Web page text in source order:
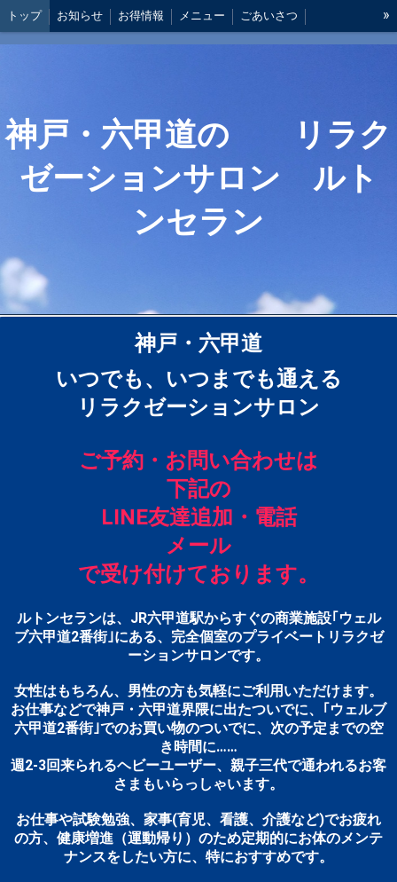
トップ お知らせ お得情報 メニュー ごあいさつ
ルトンセランの特長 お客様の声 アクセス・営業時間
»
神戸・六甲道の リラク
ゼーションサロン ルト
ンセラン
神戸・六甲道
いつでも、いつまでも通える
リラクゼーションサロン
ご予約・お問い合わせは
下記の
LINE友達追加・電話
メール
で受け付けております。
ルトンセランは、JR六甲道駅からすぐの商業施設｢ウェル
ブ六甲道2番街｣にある、完全個室のプライベートリラクゼ
ーションサロンです。
女性はもちろん、男性の方も気軽にご利用いただけます。
お仕事などで神戸・六甲道界隈に出たついでに、｢ウェルブ
六甲道2番街｣でのお買い物のついでに、次の予定までの空
き時間に……
週2-3回来られるヘビーユーザー、親子三代で通われるお客
さまもいらっしゃいます。
お仕事や試験勉強、家事(育児、看護、介護など)でお疲れ
の方、健康増進（運動帰り）のため定期的にお体のメンテ
ナンスをしたい方に、特におすすめです。